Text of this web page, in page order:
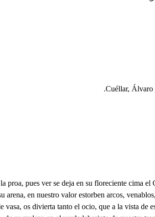
Cuéllar, Álvaro
Paladión de Abeto, y Brea; en nuestro Dominio escupa el fuego de otra tragedia. Todos, Delfo, siendo tú quien nuestro brazo gobierna, moriremos, antes que saltando a tierra, nos quieran imponer leyes. Pues ya, que con viento en popa vuelan; coronado el margen copie un nuevo espínde saetas, Vaya la Lancha a la orilla. Arma, arma. Todos mueran. Suspenda la saña, el enojo suspenda la cólera al brazo, la voz a la trompa, el arpón a la cuerda. Canora Ninfa, que al aire, cuando dos veces le pueblas de ardores, y de armonías, de rayos, y de cadencias, confusamente le hieres con lo que le lisonjeas, quien eres, y qué motivo te estí mula a que pretenda embargar una venganza, apadrinando una ofensa? Yo, reverentes Isleños, soy en vuestro amparo, aquella, que hija del poder nació a ser madre de la ciencia; y así lo confiesan, herida, y sangrienta en Jove, Vulcano (bez la aguda cuchilla, la Augusta Ca- En fin, soy Minerva, antigua venerada Deidad vuestra, cuya piedad os disuade el temor, que os amedrenta, en fe de que sean, (puma, los que enemigos creéis en la es- sin riesgo parciales después en la selva. Epidauro, Rey Invicto de Atica, honor de la Grecia es el que de paz el golfo de las Dovadas navega; (aras, y pues a la nuestra, mas viene a dejar aplaudidas mis que a ver su valor las Campaña sangrientas; suspenda la saña, el enojo suspenda la cólera albrazo, la voz a la trompa, el arpón a cuerda. Soberana Deidad, oye. Propicio Numen, espera. En vano la llamáis, pues desvaneciendo la inmensa pompa de luz, vuela hermosa exhalación de sí misma; y pues de su voz sabemos quien es quien tomar intenta tierra en nuestra Isla, y más viene a somentar en ella su aplauso, que nuestra ruina, recibámosle depuestas las armas, tan al contrario de lo que pensé, que sea teatro al festín, el que hacía yo para la lid palestra; y para que el fugitivo vulgo, que de su violencia temeroso, las Cabañas desamparó, a unirse vuelva, venid diciendo conmigo:: Echad la blanca Vandera, Soldados, y de la salva los haga la voz que crean, que no de guerra a su Isla nos trae el rencor. Por sendas varias, pues nos asegura aquella cándida seña, que tremolada en la proa se rebuja a que se meza, convoquemos mil festivas Tropas, de cuyas